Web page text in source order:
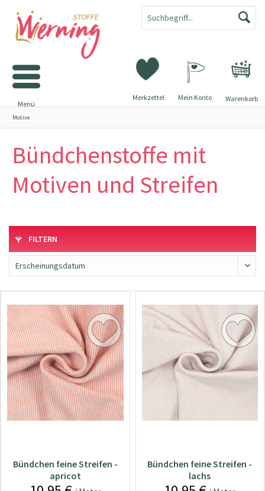
Warenkorb
Merkzettel Mein Konto
Menü
Motive
Bündchenstoffe mit
Motiven und Streifen
FILTERN
Bündchen feine Streifen -
apricot
Bündchen feine Streifen -
lachs